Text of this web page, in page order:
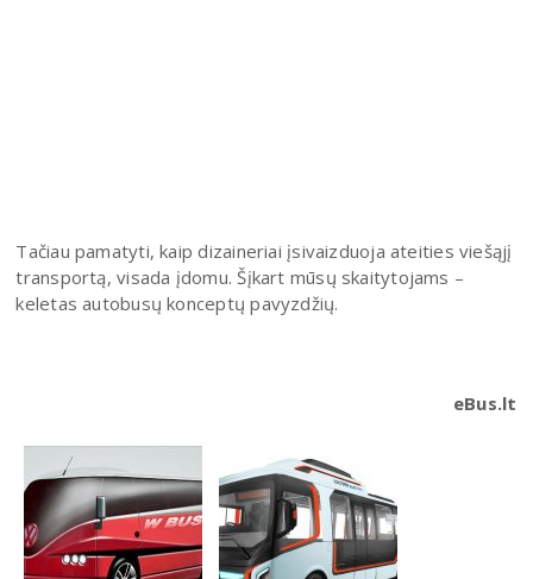
Tačiau pamatyti, kaip dizaineriai įsivaizduoja ateities viešąjį
transportą, visada įdomu. Šįkart mūsų skaitytojams –
keletas autobusų konceptų pavyzdžių.
eBus.lt